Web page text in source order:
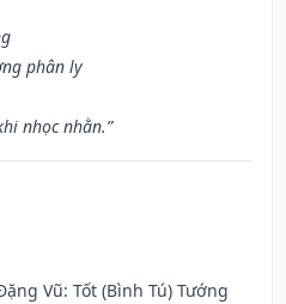
phân ly
nhọc nhằn.”
Vũ: Tốt (Bình Tú) Tướng